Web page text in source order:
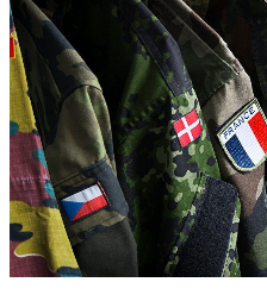
Yaxın Şərq
Avropa
Amerika
Asiya
Afrika
Çarpaz baxış
Təhlil
Siyasi
Geosiyasi
İqtisadi